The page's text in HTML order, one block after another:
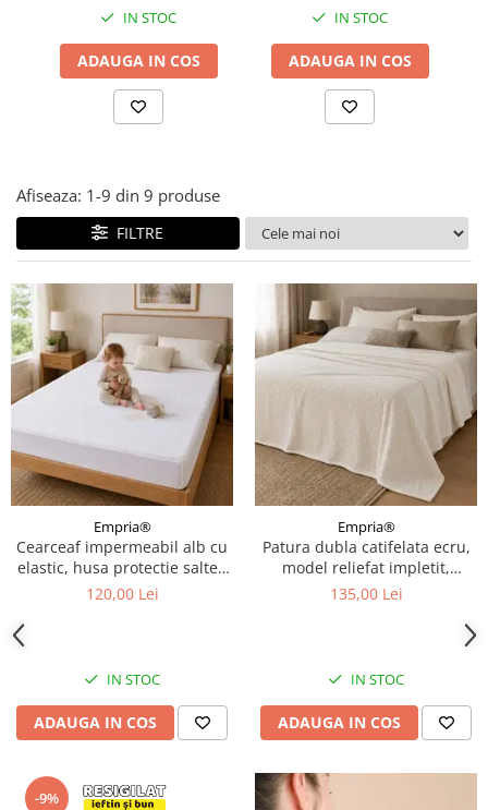
Covorase ortopedice senzoriale
Cuburi magnetice JollyHeap®
Rechizite scolare
Ingrijire adulti
Siguranta animale companie
Carduri Cadou
Propuneri Cadou
Produse Sub 50 Lei
Resigilate
IN STOC
ADAUGA IN COS
IN STOC
ADAUGA IN COS
Afiseaza: 1-9 din 9 produse
FILTRE
Empria®
Cearceaf impermeabil alb cu
elastic, husa protectie saltea
tip prosop, 160x200x40 cm
120,00 Lei
IN STOC
ADAUGA IN COS
Empria®
Patura dubla catifelata ecru,
model reliefat impletit,
230x220 cm
135,00 Lei
IN STOC
ADAUGA IN COS
-9%